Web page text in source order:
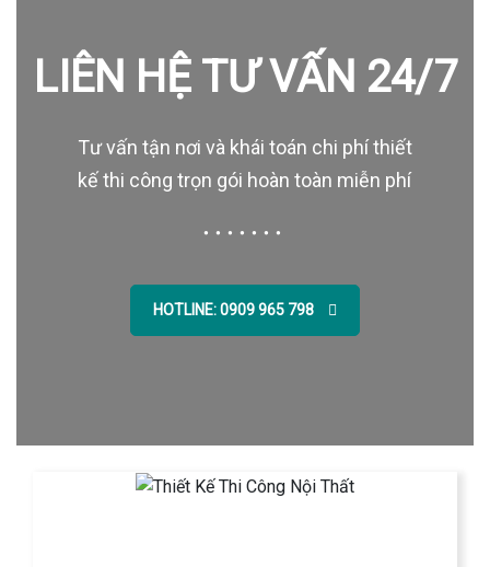
LIÊN HỆ TƯ VẤN 24/7
Tư vấn tận nơi và khái toán chi phí thiết
kế thi công trọn gói hoàn toàn miễn phí
HOTLINE: 0909 965 798